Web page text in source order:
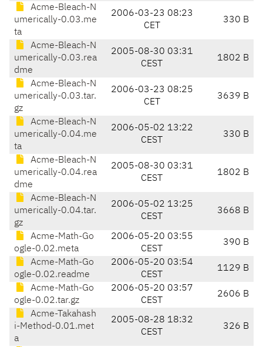
Acme-Bleach-N
umerically-0.03.me
ta
2006-03-23 08:23
CET
330 B
Acme-Bleach-N
umerically-0.03.rea
dme
2005-08-30 03:31
CEST
1802 B
Acme-Bleach-N
umerically-0.03.tar.
gz
2006-03-23 08:25
CET
3639 B
Acme-Bleach-N
umerically-0.04.me
ta
2006-05-02 13:22
CEST
330 B
Acme-Bleach-N
umerically-0.04.rea
dme
2005-08-30 03:31
CEST
1802 B
Acme-Bleach-N
umerically-0.04.tar.
gz
2006-05-02 13:25
CEST
3668 B
Acme-Math-Go
ogle-0.02.meta
2006-05-20 03:55
CEST
390 B
Acme-Math-Go
ogle-0.02.readme
2006-05-20 03:54
CEST
1129 B
Acme-Math-Go
ogle-0.02.tar.gz
2006-05-20 03:57
CEST
2606 B
Acme-Takahash
i-Method-0.01.met
a
2005-08-28 18:32
CEST
326 B